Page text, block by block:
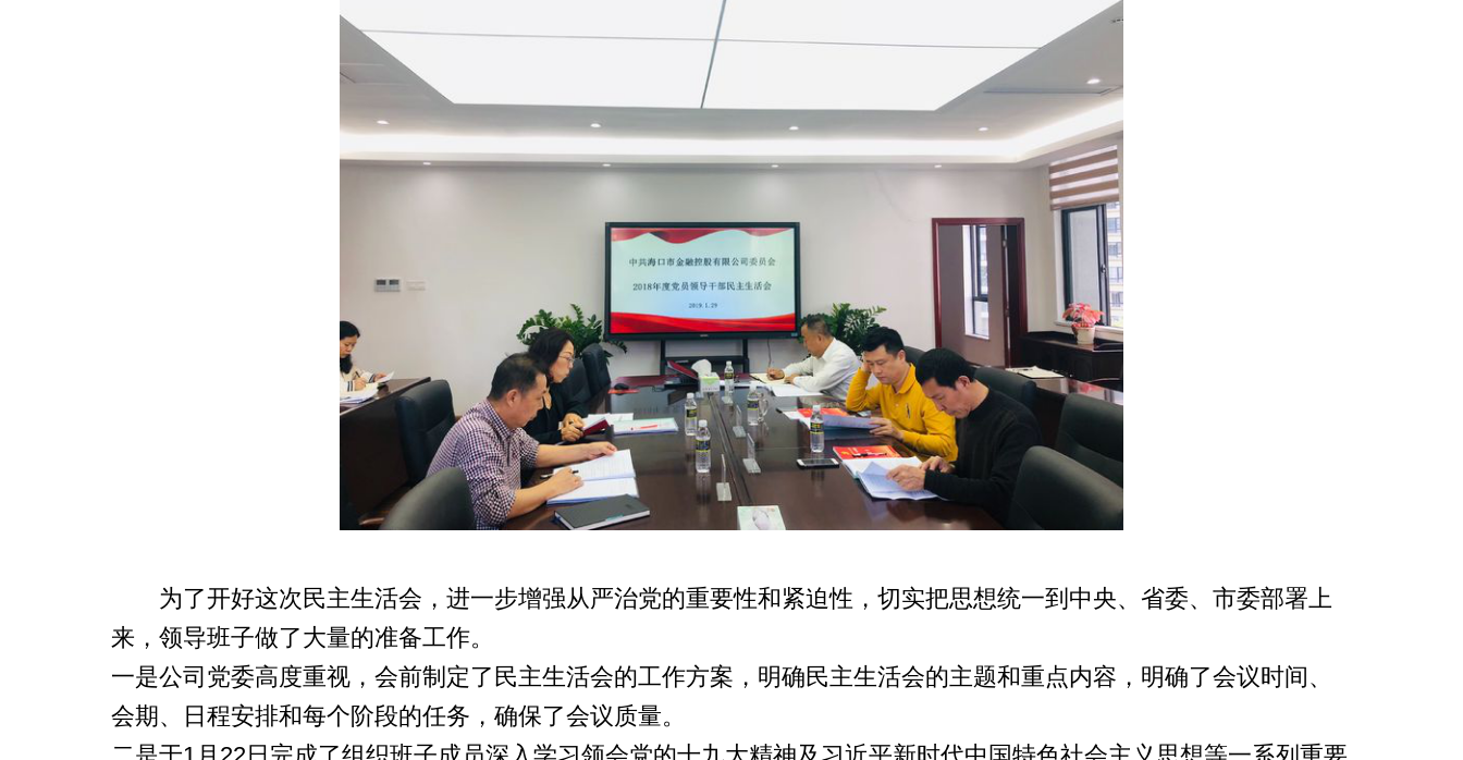
为了开好这次民主生活会，进一步增强从严治党的重要性和紧迫性，切实把思想统一到中央、省委、市委部署上
来，领导班子做了大量的准备工作。
一是公司党委高度重视，会前制定了民主生活会的工作方案，明确民主生活会的主题和重点内容，明确了会议时间、
会期、日程安排和每个阶段的任务，确保了会议质量。